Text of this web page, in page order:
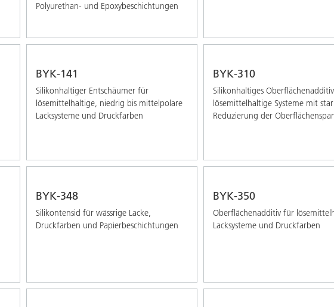
Polyurethan- und Epoxybeschichtungen
BYK-141
Silikonhaltiger Entschäumer für
lösemittelhaltige, niedrig bis mittelpolare
Lacksysteme und Druckfarben
BYK-310
Silikonhaltiges
lösemittelhaltige Systeme mit
Reduzierung der
BYK-348
Silikontensid für wässrige Lacke,
Druckfarben und Papierbeschichtungen
BYK-350
Oberflächenadditiv für
Lacksysteme und Druckfarben